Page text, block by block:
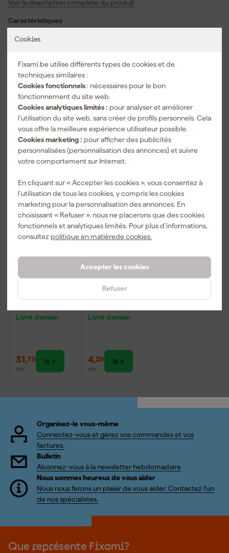
Cookies
Fixami.be utilise différents types de cookies et de
techniques similaires :
Cookies fonctionnels : nécessaires pour le bon
fonctionnement du site web.
Cookies analytiques limités : pour analyser et améliorer
l’utilisation du site web, sans créer de profils personnels. Cela
vous offre la meilleure expérience utilisateur possible.
Cookies marketing : pour afficher des publicités
personnalisées (personnalisation des annonces) et suivre
votre comportement sur Internet.
En cliquant sur « Accepter les cookies », vous consentez à
l’utilisation de tous les cookies, y compris les cookies
marketing pour la personnalisation des annonces. En
choisissant « Refuser », nous ne placerons que des cookies
fonctionnels et analytiques limités. Pour plus d’informations,
consultez politique en matièrede cookies.
Accepter les cookies
Refuser
surfaces dures et résistantes, vous permettant d'atteindre sans
verre reste tendu et stable, même lorsque vous devez travailler
des formes ou des angles difficiles. Vous pouvez utiliser ce papier
au confort de ponçage pour une surface uniforme, à chaque
utilisation.
Voir la description complète du produit
Caractéristiques
Convient pour matériau
Quantité
Taille du grain
Voir toutes les caractéristiques
Accessoires
Lunettes de
protection
Livré demain
31 ,79
TTC
3M 9322+
Masque anti-
Aura - FFP2 -
Sans entretien
d'expiration
Livré demain
4,29
TTC
Organisez-le vous-même
Connectez-vous et gérez vos commandes et vos
factures.
Bulletin
Abonnez-vous à la newsletter hebdomadaire
Nous sommes heureux de vous aider
Nous nous ferons un plaisir de vous aider. Contactez l'un
de nos spécialistes.
Que représente Fixami?